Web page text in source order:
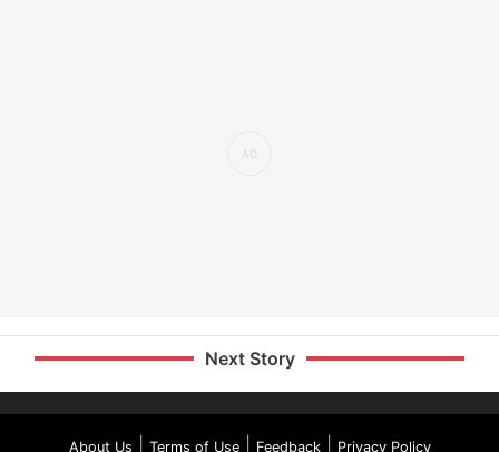
Next Story
About Us Terms of Use| Feedback| Privacy Policy